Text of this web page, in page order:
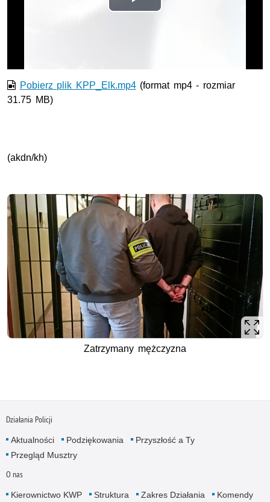
Odtwórz
Pobierz plik KPP_Elk.mp4(format mp4 - rozmiar
31.75 MB)
(akdn/kh)
Zatrzymany mężczyzna
Działania Policji
Aktualności Podziękowania
Przyszłość a Ty
Przegląd Musztry
O nas
Kierownictwo KWP Struktura Zakres Działania
Komendy